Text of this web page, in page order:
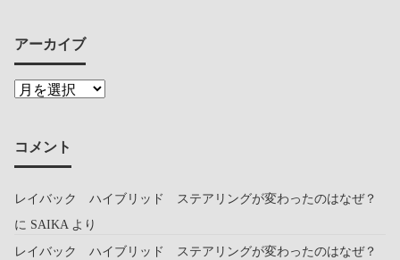
アーカイブ
コメント
レイバック ハイブリッド ステアリングが変わったのはなぜ？
に SAIKA より
レイバック ハイブリッド ステアリングが変わったのはなぜ？